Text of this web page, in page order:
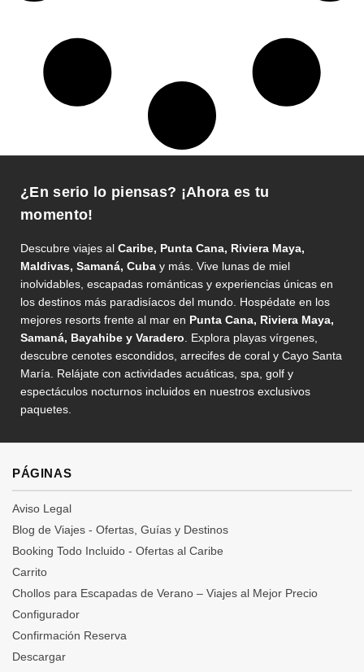
¿En serio lo piensas? ¡Ahora es tu
momento!
Descubre viajes al Caribe, Punta Cana, Riviera Maya,
Maldivas, Samaná, Cuba y más. Vive lunas de miel
inolvidables, escapadas románticas y experiencias únicas en
los destinos más paradisíacos del mundo. Hospédate en los
mejores resorts frente al mar en Punta Cana, Riviera Maya,
Samaná, Bayahibe y Varadero . Explora playas vírgenes,
descubre cenotes escondidos, arrecifes de coral y Cayo Santa
María. Relájate con actividades acuáticas, spa, golf y
espectáculos nocturnos incluidos en nuestros exclusivos
paquetes.
PÁGINAS
Aviso Legal
Blog de Viajes - Ofertas, Guías y Destinos
Booking Todo Incluido - Ofertas al Caribe
Carrito
Chollos para Escapadas de Verano – Viajes al Mejor Precio
Configurador
Confirmación Reserva
Descargar